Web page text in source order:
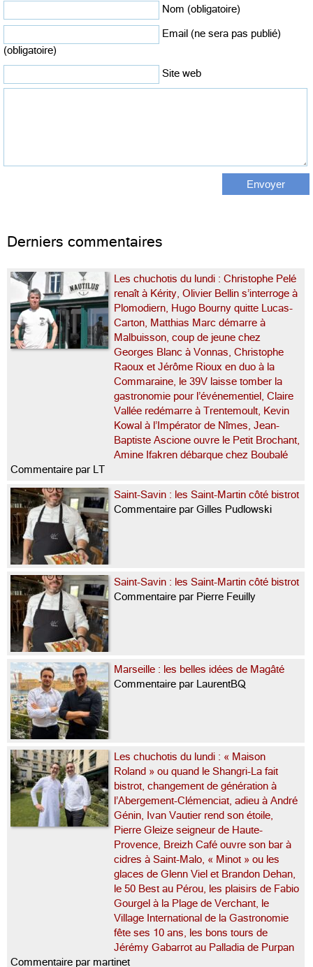
Nom (obligatoire)
Email (ne sera pas publié)
(obligatoire)
Site web
Derniers commentaires
Les chuchotis du lundi : Christophe Pelé
renaît à Kérity, Olivier Bellin s’interroge à
Plomodiern, Hugo Bourny quitte Lucas-
Carton, Matthias Marc démarre à
Malbuisson, coup de jeune chez
Georges Blanc à Vonnas, Christophe
Raoux et Jérôme Rioux en duo à la
Commaraine, le 39V laisse tomber la
gastronomie pour l’événementiel, Claire
Vallée redémarre à Trentemoult, Kevin
Kowal à l’Impérator de Nîmes, Jean-
Baptiste Ascione ouvre le Petit Brochant,
Amine Ifakren débarque chez Boubalé
Commentaire par LT
Saint-Savin : les Saint-Martin côté bistrot
Commentaire par Gilles Pudlowski
Saint-Savin : les Saint-Martin côté bistrot
Commentaire par Pierre Feuilly
Marseille : les belles idées de Magâté
Commentaire par LaurentBQ
Les chuchotis du lundi : « Maison
Roland » ou quand le Shangri-La fait
bistrot, changement de génération à
l’Abergement-Clémenciat, adieu à André
Génin, Ivan Vautier rend son étoile,
Pierre Gleize seigneur de Haute-
Provence, Breizh Café ouvre son bar à
cidres à Saint-Malo, « Minot » ou les
glaces de Glenn Viel et Brandon Dehan,
le 50 Best au Pérou, les plaisirs de Fabio
Gourgel à la Plage de Verchant, le
Village International de la Gastronomie
fête ses 10 ans, les bons tours de
Jérémy Gabarrot au Palladia de Purpan
Commentaire par martinet